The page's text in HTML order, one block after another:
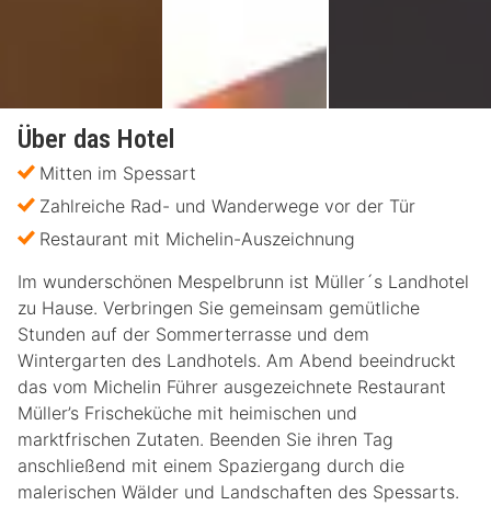
Über das Hotel
Mitten im Spessart
Zahlreiche Rad- und Wanderwege vor der Tür
Restaurant mit Michelin-Auszeichnung
Im wunderschönen Mespelbrunn ist Müller´s Landhotel
zu Hause. Verbringen Sie gemeinsam gemütliche
Stunden auf der Sommerterrasse und dem
Wintergarten des Landhotels. Am Abend beeindruckt
das vom Michelin Führer ausgezeichnete Restaurant
Müller’s Frischeküche mit heimischen und
marktfrischen Zutaten. Beenden Sie ihren Tag
anschließend mit einem Spaziergang durch die
malerischen Wälder und Landschaften des Spessarts.